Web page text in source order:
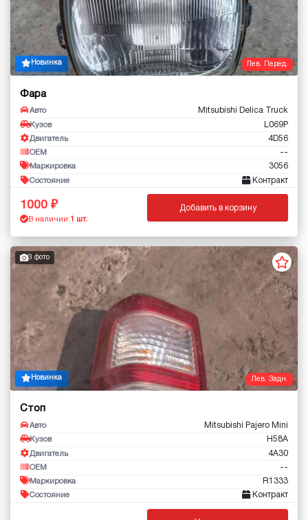
Лев. Перед.
Новинка
Фара
Авто Mitsubishi Delica Truck
Кузов L069P
Двигатель 4D56
OEM --
Маркировка 3056
Состояние Контракт
1000
В наличии: 1 шт.
Добавить в корзину
Лев. Задн.
3 фото
Новинка
Стоп
Авто Mitsubishi Pajero Mini
Кузов H58A
Двигатель 4A30
OEM --
Маркировка R1333
Состояние Контракт